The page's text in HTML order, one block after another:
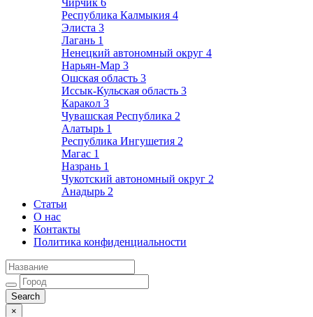
Чирчик 6
Республика Калмыкия 4
Элиста 3
Лагань 1
Ненецкий автономный округ 4
Нарьян-Мар 3
Ошская область 3
Иссык-Кульская область 3
Каракол 3
Чувашская Республика 2
Алатырь 1
Республика Ингушетия 2
Магас 1
Назрань 1
Чукотский автономный округ 2
Анадырь 2
Статьи
О нас
Контакты
Политика конфиденциальности
×